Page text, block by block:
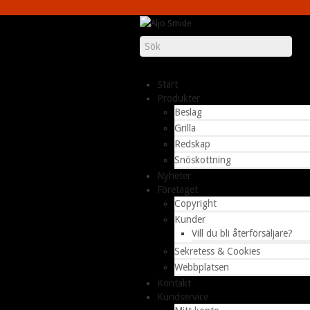
Start
Produkter
Beslag
Grilla
Redskap
Snöskottning
Nyheter
Företaget
Copyright
Kunder
Vill du bli återförsäljare?
Sekretess & Cookies
Webbplatsen
Kontakt
Kundservice